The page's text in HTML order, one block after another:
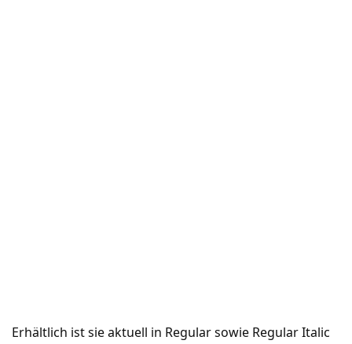
Erhältlich ist sie aktuell in Regular sowie Regular Italic